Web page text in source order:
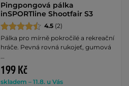
Pingpongová pálka
inSPORTline Shootfair S3
4.5 (2)
Pálka pro mírně pokročilé a rekreační
hráče. Pevná rovná rukojeť, gumová
…
199 Kč
skladem – 11.8. u Vás